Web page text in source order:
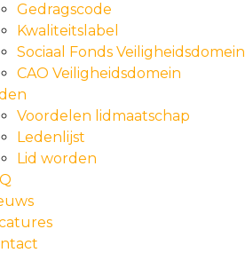
Gedragscode
Kwaliteitslabel
Sociaal Fonds Veiligheidsdomein
CAO Veiligheidsdomein
Voordelen lidmaatschap
Ledenlijst
Lid worden